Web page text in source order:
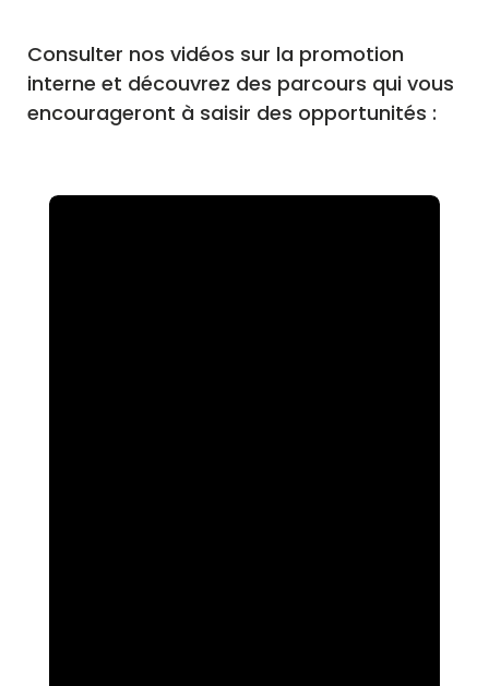
Consulter nos vidéos sur la promotion
interne et découvrez des parcours qui vous
encourageront à saisir des opportunités :